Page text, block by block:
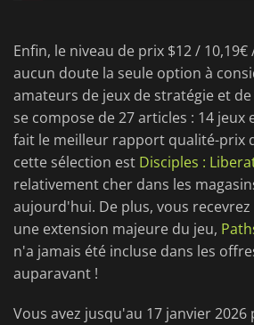
Enfin, le niveau de prix $12 / 10,19€
aucun doute la seule option à
amateurs de jeux de stratégie et
se compose de 27 articles : 14 jeux
fait le meilleur rapport qualité-prix
cette sélection est Disciples :
relativement cher dans les
aujourd'hui. De plus, vous
une extension majeure du jeu,
n'a jamais été incluse dans les
auparavant !
Vous avez jusqu'au 17 janvier